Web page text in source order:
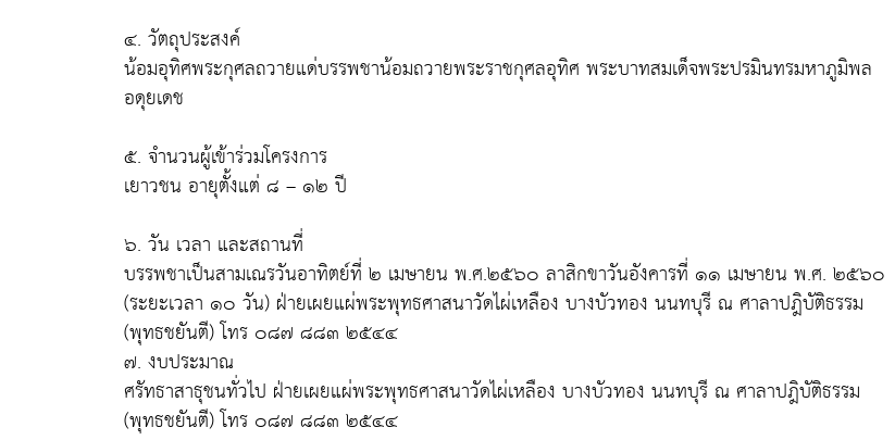
๔. วัตถุประสงค์
น้อมอุทิศพระกุศลถวายแด่บรรพชาน้อมถวายพระราชกุศลอุทิศ พระบาทสมเด็จพระปรมินทรมหาภูมิพล
อดุยเดช
๕. จำนวนผู้เข้าร่วมโครงการ
เยาวชน อายุตั้งแต่ ๘ – ๑๒ ปี
๖. วัน เวลา และสถานที่
บรรพชาเป็นสามเณรวันอาทิตย์ที่ ๒ เมษายน พ.ศ.๒๕๖๐ ลาสิกขาวันอังคารที่ ๑๑ เมษายน พ.ศ. ๒๕๖๐
(ระยะเวลา ๑๐ วัน) ฝ่ายเผยแผ่พระพุทธศาสนาวัดไผ่เหลือง บางบัวทอง นนทบุรี ณ ศาลาปฎิบัติธรรม
(พุทธชยันตี) โทร ๐๘๗ ๘๘๓ ๒๕๔๔
๗. งบประมาณ
ศรัทธาสาธุชนทั่วไป ฝ่ายเผยแผ่พระพุทธศาสนาวัดไผ่เหลือง บางบัวทอง นนทบุรี ณ ศาลาปฎิบัติธรรม
(พุทธชยันตี) โทร ๐๘๗ ๘๘๓ ๒๕๔๔